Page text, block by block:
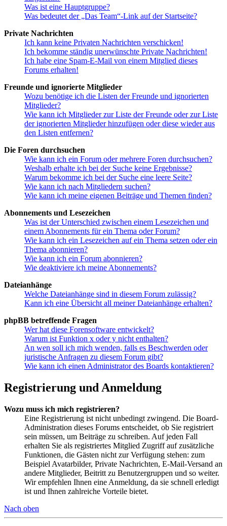
Was ist eine Hauptgruppe?
Was bedeutet der „Das Team“-Link auf der Startseite?
Private Nachrichten
Ich kann keine Privaten Nachrichten verschicken!
Ich bekomme ständig unerwünschte Private Nachrichten!
Ich habe eine Spam-E-Mail von einem Mitglied dieses
Forums erhalten!
Freunde und ignorierte Mitglieder
Wozu benötige ich die Listen der Freunde und ignorierten
Mitglieder?
Wie kann ich Mitglieder zur Liste der Freunde oder zur Liste
der ignorierten Mitglieder hinzufügen oder diese wieder aus
den Listen entfernen?
Die Foren durchsuchen
Wie kann ich ein Forum oder mehrere Foren durchsuchen?
Weshalb erhalte ich bei der Suche keine Ergebnisse?
Warum bekomme ich bei der Suche eine leere Seite?
Wie kann ich nach Mitgliedern suchen?
Wie kann ich meine eigenen Beiträge und Themen finden?
Abonnements und Lesezeichen
Was ist der Unterschied zwischen einem Lesezeichen und
einem Abonnements für ein Thema oder Forum?
Wie kann ich ein Lesezeichen auf ein Thema setzen oder ein
Thema abonnieren?
Wie kann ich ein Forum abonnieren?
Wie deaktiviere ich meine Abonnements?
Dateianhänge
Welche Dateianhänge sind in diesem Forum zulässig?
Kann ich eine Übersicht all meiner Dateianhänge erhalten?
phpBB betreffende Fragen
Wer hat diese Forensoftware entwickelt?
Warum ist Funktion x oder y nicht enthalten?
An wen soll ich mich wenden, falls es Beschwerden oder
juristische Anfragen zu diesem Forum gibt?
Wie kann ich einen Administrator des Boards kontaktieren?
Registrierung und Anmeldung
Wozu muss ich mich registrieren?
Eine Registrierung ist nicht unbedingt zwingend. Die Board-
Administration dieses Forums entscheidet, ob Sie registriert
sein müssen, um Beiträge zu schreiben. Auf jeden Fall
erhalten Sie als registriertes Mitglied Zugriff auf zusätzliche
Funktionen, die Gästen nicht zur Verfügung stehen: zum
Beispiel Avatarbilder, Private Nachrichten, E-Mail-Versand an
andere Mitglieder, Beitritt zu Benutzergruppen und so weiter.
Wir empfehlen Ihnen eine Anmeldung, da sie schnell erledigt
ist und Ihnen zahlreiche Vorteile bietet.
Nach oben